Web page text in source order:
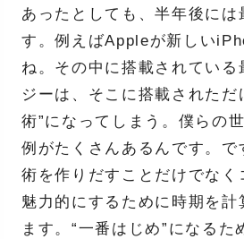
あったとしても、半年後には
す。例えばAppleが新しい
ね。その中に搭載されている
ジーは、そこに搭載されただ
術”になってしまう。僕らの
例がたくさんあるんです。で
術を作りだすことだけでなく
魅力的にするために時期を計
ます。“一番はじめ”になるた